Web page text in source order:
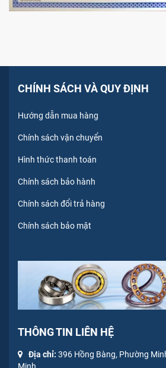
CHÍNH SÁCH VÀ QUY ĐỊNH
Hướng dẫn mua hàng
Chính sách vận chuyển
Hình thức thanh toán
Chính sách bảo hành
Chính sách đổi trả hàng
Chính sách bảo mật
THÔNG TIN LIÊN HỆ
Địa chỉ: 396 Hồng Bàng, Phường